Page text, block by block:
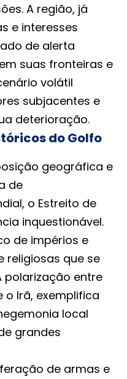
A região, já
e interesses
de alerta
suas fronteiras e
volátil
subjacentes e
deterioração.
do Golfo
geográfica e
de
o Estreito de
inquestionável.
de impérios e
religiosas que se
polarização entre
o Irã, exemplifica
local
grandes
de armas e